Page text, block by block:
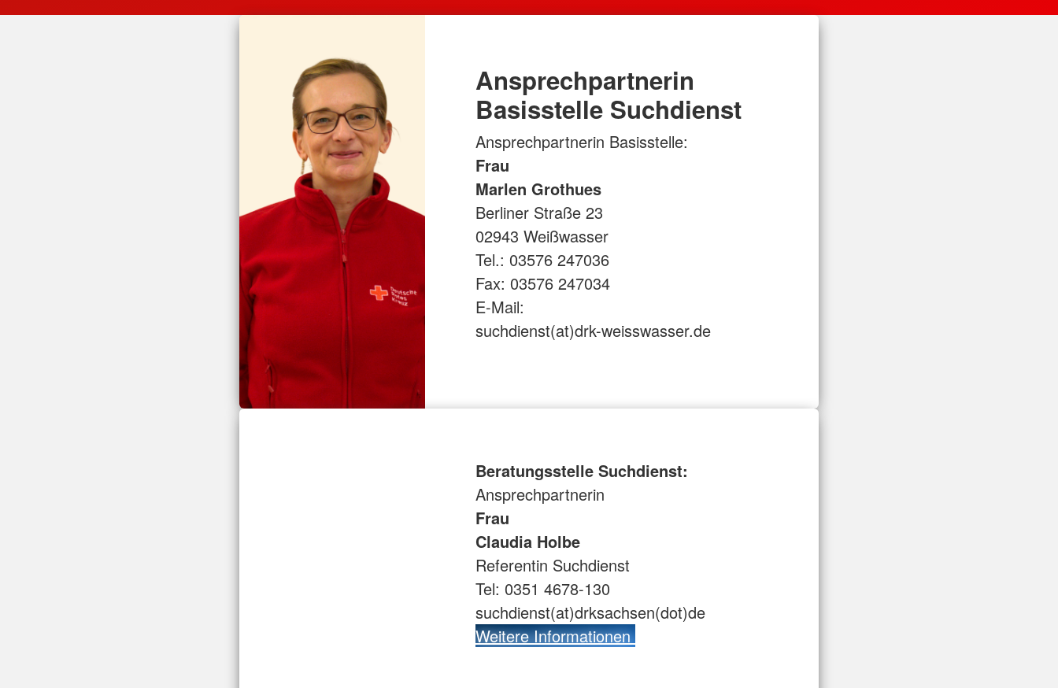
Ansprechpartnerin
Basisstelle Suchdienst
Ansprechpartnerin Basisstelle:
Frau
Marlen Grothues
Berliner Straße 23
02943 Weißwasser
Tel.: 03576 247036
Fax: 03576 247034
E-Mail:
suchdienst(at)drk-weisswasser.de
Beratungsstelle Suchdienst:
Ansprechpartnerin
Frau
Claudia Holbe
Referentin Suchdienst
Tel: 0351 4678-130
suchdienst(at)drksachsen(dot)de
Weitere Informationen